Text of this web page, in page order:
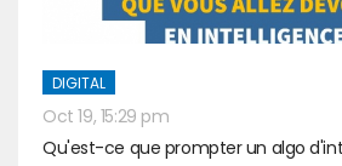
DIGITAL
Oct 19, 15:29 pm
Qu'est-ce que prompter un algo